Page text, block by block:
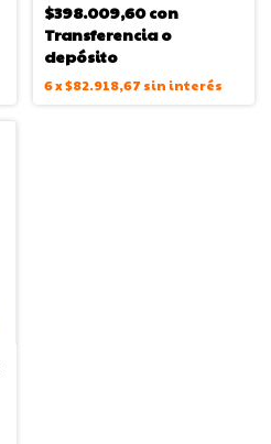
$398.009,60con
Transferencia o
depósito
6x$82.918,67 sin interés